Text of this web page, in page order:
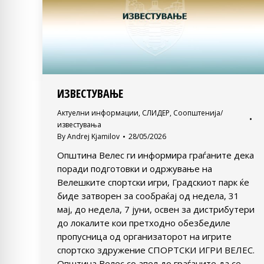
ИЗВЕСТУВАЊЕ
Актуелни информации, СЛИДЕР, Соопштенија/
известувања
ByAndrej Kjamilov 28/05/2026
Општина Велес ги информира граѓаните дека
поради подготовки и одржување на
Велешките спортски игри, Градскиот парк ќе
биде затворен за сообраќај од недела, 31
мај, до недела, 7 јуни, освен за дистрибутери
до локалите кои претходно обезбедиле
пропусница од организаторот на игрите
спортско здружение СПОРТСКИ ИГРИ ВЕЛЕС.